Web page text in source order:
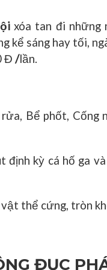
xóa tan đi những
sáng hay tối,
Đ /lần.
Bể phốt, Cống
định kỳ cá hố ga
thể cứng, tròn
ĐỤC